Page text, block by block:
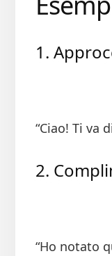
1.
“Ciao! Ti va
2.
“Ho notato